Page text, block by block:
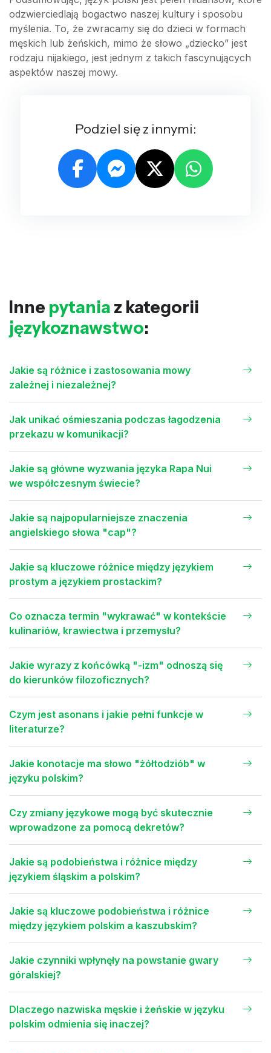
odzwierciedlają bogactwo naszej kultury i sposobu
myślenia. To, że zwracamy się do dzieci w formach
męskich lub żeńskich, mimo że słowo „dziecko” jest
rodzaju nijakiego, jest jednym z takich fascynujących
aspektów naszej mowy.
Podziel się z innymi:
Inne pytania z kategorii
językoznawstwo:
Jakie są różnice i zastosowania mowy
zależnej i niezależnej?
Jak unikać ośmieszania podczas łagodzenia
przekazu w komunikacji?
Jakie są główne wyzwania języka Rapa Nui
we współczesnym świecie?
Jakie są najpopularniejsze znaczenia
angielskiego słowa "cap"?
Jakie są kluczowe różnice między językiem
prostym a językiem prostackim?
Co oznacza termin "wykrawać" w kontekście
kulinariów, krawiectwa i przemysłu?
Jakie wyrazy z końcówką "-izm" odnoszą się
do kierunków filozoficznych?
Czym jest asonans i jakie pełni funkcje w
literaturze?
Jakie konotacje ma słowo "żółtodziób" w
języku polskim?
Czy zmiany językowe mogą być skutecznie
wprowadzone za pomocą dekretów?
Jakie są podobieństwa i różnice między
językiem śląskim a polskim?
Jakie są kluczowe podobieństwa i różnice
między językiem polskim a kaszubskim?
Jakie czynniki wpłynęły na powstanie gwary
góralskiej?
Dlaczego nazwiska męskie i żeńskie w języku
polskim odmienia się inaczej?